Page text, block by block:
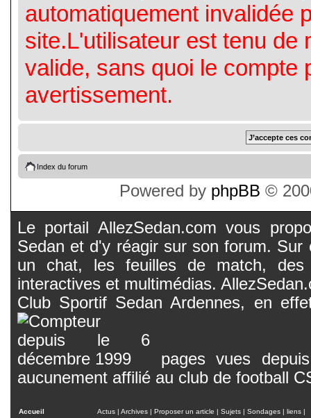
automatiquement invalidée
site.L'utilisateur est tenu de
valide, sans quoi le compte
avertissement.
Index du forum
Powered by phpBB ©
Le portail AllezSedan.com vous
Sedan et d'y réagir sur son forum.
un chat, les feuilles de match, des
interactives et multimédias.
Club Sportif Sedan Ardennes, en
pages vues
aucunement affilié au club de football
Accueil Actus | Archives | Proposer un article | Sujets | Sondages | liens |